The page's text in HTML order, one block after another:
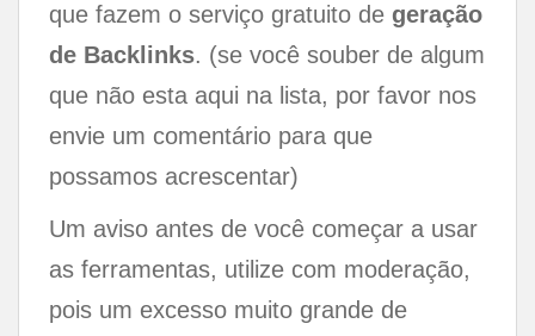
que fazem o serviço gratuito de geração
de Backlinks. (se você souber de algum
que não esta aqui na lista, por favor nos
envie um comentário para que
possamos acrescentar)
Um aviso antes de você começar a usar
as ferramentas, utilize com moderação,
pois um excesso muito grande de